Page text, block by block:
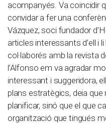
acompanyés. Va coincidir
convidar a fer una
Vázquez, soci fundador
articles interessants d’ell i
col·laborés amb la revista
l’Alfonso em va agradar
interessant i suggeridora,
plans estratègics, deia
planificar, sinó que el que
organització que tingués